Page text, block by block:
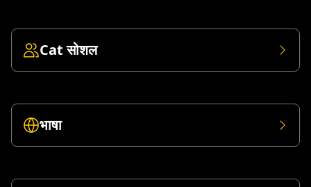
Cat सोशल
भाषा